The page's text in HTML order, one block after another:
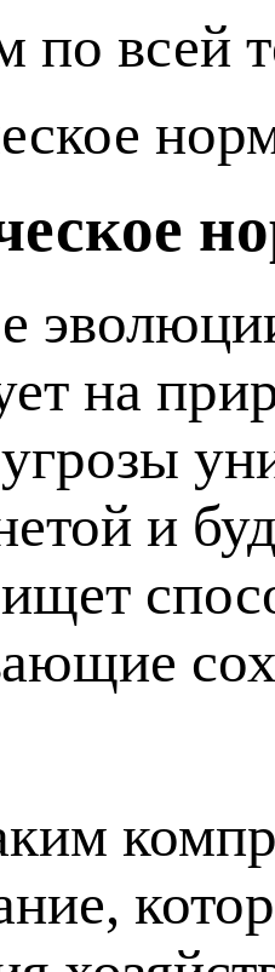
по всей
на
и